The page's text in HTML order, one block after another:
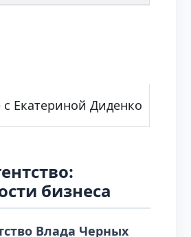
с Екатериной Диденко
бизнеса
Влада Черных